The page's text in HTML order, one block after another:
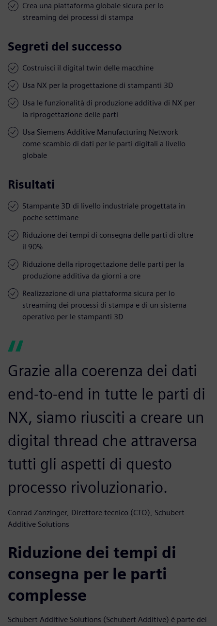
Crea una piattaforma globale sicura per lo
streaming dei processi di stampa
Segreti del successo
Costruisci il digital twin delle macchine
Usa NX per la progettazione di stampanti 3D
Usa le funzionalità di produzione additiva di NX per
la riprogettazione delle parti
Usa Siemens Additive Manufacturing Network
come scambio di dati per le parti digitali a livello
globale
Risultati
Stampante 3D di livello industriale progettata in
poche settimane
Riduzione dei tempi di consegna delle parti di oltre
il 90%
Riduzione della riprogettazione delle parti per la
produzione additiva da giorni a ore
Realizzazione di una piattaforma sicura per lo
streaming dei processi di stampa e di un sistema
operativo per le stampanti 3D
Grazie alla coerenza dei dati
end-to-end in tutte le parti di
NX, siamo riusciti a creare un
digital thread che attraversa
tutti gli aspetti di questo
processo rivoluzionario.
Conrad Zanzinger, Direttore tecnico (CTO), Schubert
Additive Solutions
Riduzione dei tempi di
consegna per le parti
complesse
Schubert Additive Solutions (Schubert Additive) è parte del